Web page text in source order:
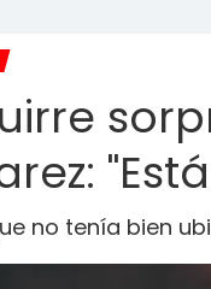
no tenía bien